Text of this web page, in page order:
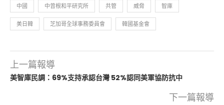
中國 中曾根和平研究所 共管 威脅 智庫
美日韓 芝加哥全球事務委員會 韓國基金會
上一篇報導
美智庫民調：69%支持承認台灣 52%認同美軍協防抗中
下一篇報導